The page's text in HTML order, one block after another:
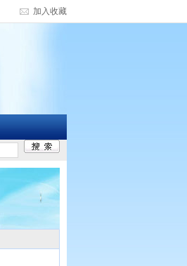
加入收藏